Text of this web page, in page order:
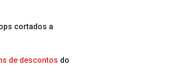
cortados a
de descontos do